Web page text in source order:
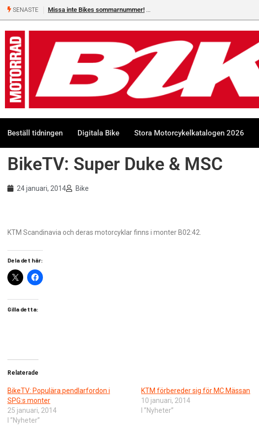
SENASTE Missa inte Bikes sommarnummer!
Beställ tidningen Digitala Bike Stora Motorcykelkatalogen 2026
BikeTV: Super Duke & MSC
24 januari, 2014 Bike
KTM Scandinavia och deras motorcyklar finns i monter B02:42.
Dela det här:
Gilla detta:
Relaterade
BikeTV: Populära pendlarfordon i
SPG:s monter
25 januari, 2014
I ”Nyheter”
KTM förbereder sig för MC Mässan
10 januari, 2014
I ”Nyheter”